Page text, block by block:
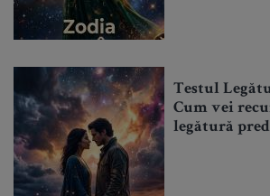
Testul
Cum vei
legătură